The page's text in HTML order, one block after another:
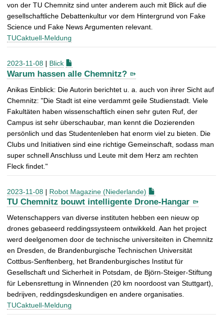
von der TU Chemnitz sind unter anderem auch mit Blick auf die
gesellschaftliche Debattenkultur vor dem Hintergrund von Fake
Science und Fake News Argumenten relevant.
TUCaktuell-Meldung
2023-11-08 | Blick
Warum hassen alle Chemnitz?
Anikas Einblick: Die Autorin berichtet u. a. auch von ihrer Sicht auf
Chemnitz: "Die Stadt ist eine verdammt geile Studienstadt. Viele
Fakultäten haben wissenschaftlich einen sehr guten Ruf, der
Campus ist sehr überschaubar, man kennt die Dozierenden
persönlich und das Studentenleben hat enorm viel zu bieten. Die
Clubs und Initiativen sind eine richtige Gemeinschaft, sodass man
super schnell Anschluss und Leute mit dem Herz am rechten
Fleck findet."
2023-11-08 | Robot Magazine (Niederlande)
TU Chemnitz bouwt intelligente Drone-Hangar
Wetenschappers van diverse instituten hebben een nieuw op
drones gebaseerd reddingssysteem ontwikkeld. Aan het project
werd deelgenomen door de technische universiteiten in Chemnitz
en Dresden, de Brandenburgische Technischen Universität
Cottbus-Senftenberg, het Brandenburgisches Institut für
Gesellschaft und Sicherheit in Potsdam, de Björn-Steiger-Stiftung
für Lebensrettung in Winnenden (20 km noordoost van Stuttgart),
bedrijven, reddingsdeskundigen en andere organisaties.
TUCaktuell-Meldung